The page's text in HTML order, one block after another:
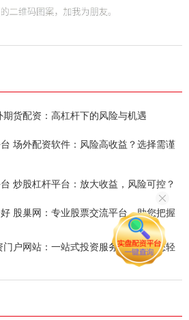
货配资：高杠杆下的风险与机遇
场外配资软件：风险高收益？选择需谨
炒股杠杆平台：放大收益，风险可控？
股巢网：专业股票交流平台，助您把握
户网站：一站式投资服务平台，助您轻